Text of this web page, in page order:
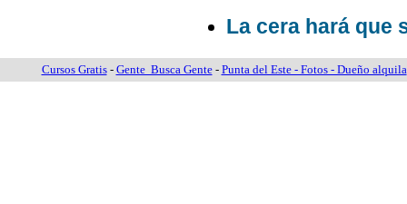
La cera hará que
Cursos Gratis- Gente Busca Gente- Punta del Este - Fotos - Dueño alquila